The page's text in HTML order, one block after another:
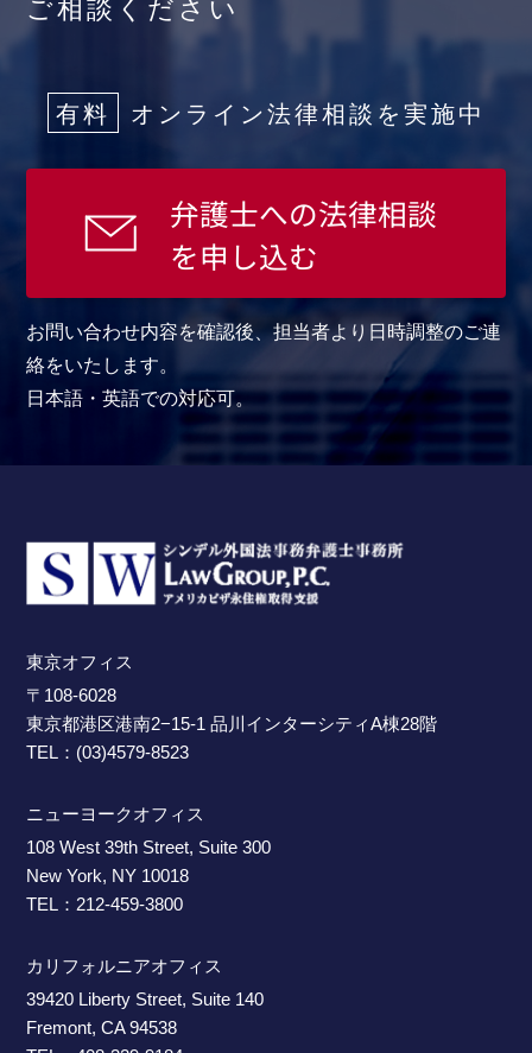
ご相談ください
有料 オンライン法律相談を実施中
弁護士への法律相談
を申し込む
お問い合わせ内容を確認後、担当者より日時調整のご連
絡をいたします。
日本語・英語での対応可。
東京オフィス
〒108-6028
東京都港区港南2−15-1 品川インターシティA棟28階
TEL：(03)4579-8523
ニューヨークオフィス
108 West 39th Street, Suite 300
New York, NY 10018
TEL：212-459-3800
カリフォルニアオフィス
39420 Liberty Street, Suite 140
Fremont, CA 94538